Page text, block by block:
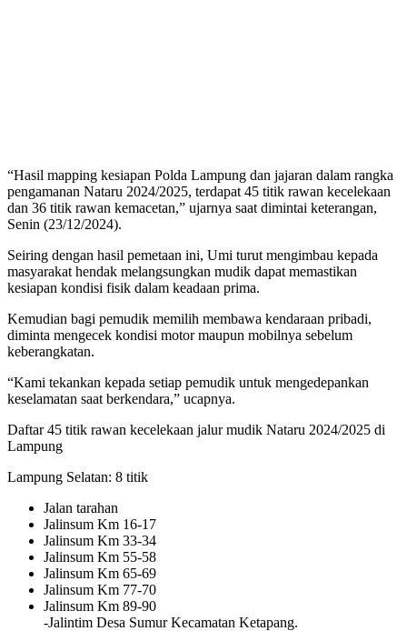
“Hasil mapping kesiapan Polda Lampung dan jajaran dalam rangka
pengamanan Nataru 2024/2025, terdapat 45 titik rawan kecelekaan
dan 36 titik rawan kemacetan,” ujarnya saat dimintai keterangan,
Senin (23/12/2024).
Seiring dengan hasil pemetaan ini, Umi turut mengimbau kepada
masyarakat hendak melangsungkan mudik dapat memastikan
kesiapan kondisi fisik dalam keadaan prima.
Kemudian bagi pemudik memilih membawa kendaraan pribadi,
diminta mengecek kondisi motor maupun mobilnya sebelum
keberangkatan.
“Kami tekankan kepada setiap pemudik untuk mengedepankan
keselamatan saat berkendara,” ucapnya.
Daftar 45 titik rawan kecelekaan jalur mudik Nataru 2024/2025 di
Lampung
Lampung Selatan: 8 titik
Jalan tarahan
Jalinsum Km 16-17
Jalinsum Km 33-34
Jalinsum Km 55-58
Jalinsum Km 65-69
Jalinsum Km 77-70
Jalinsum Km 89-90
-Jalintim Desa Sumur Kecamatan Ketapang.